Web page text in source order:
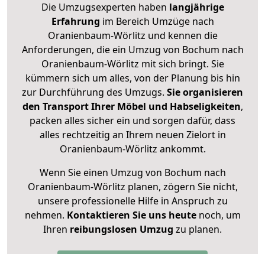
Die Umzugsexperten haben langjährige
Erfahrung im Bereich Umzüge nach
Oranienbaum-Wörlitz und kennen die
Anforderungen, die ein Umzug von Bochum nach
Oranienbaum-Wörlitz mit sich bringt. Sie
kümmern sich um alles, von der Planung bis hin
zur Durchführung des Umzugs. Sie organisieren
den Transport Ihrer Möbel und Habseligkeiten,
packen alles sicher ein und sorgen dafür, dass
alles rechtzeitig an Ihrem neuen Zielort in
Oranienbaum-Wörlitz ankommt.
Wenn Sie einen Umzug von Bochum nach
Oranienbaum-Wörlitz planen, zögern Sie nicht,
unsere professionelle Hilfe in Anspruch zu
nehmen. Kontaktieren Sie uns heutenoch, um
Ihren reibungslosen Umzug zu planen.